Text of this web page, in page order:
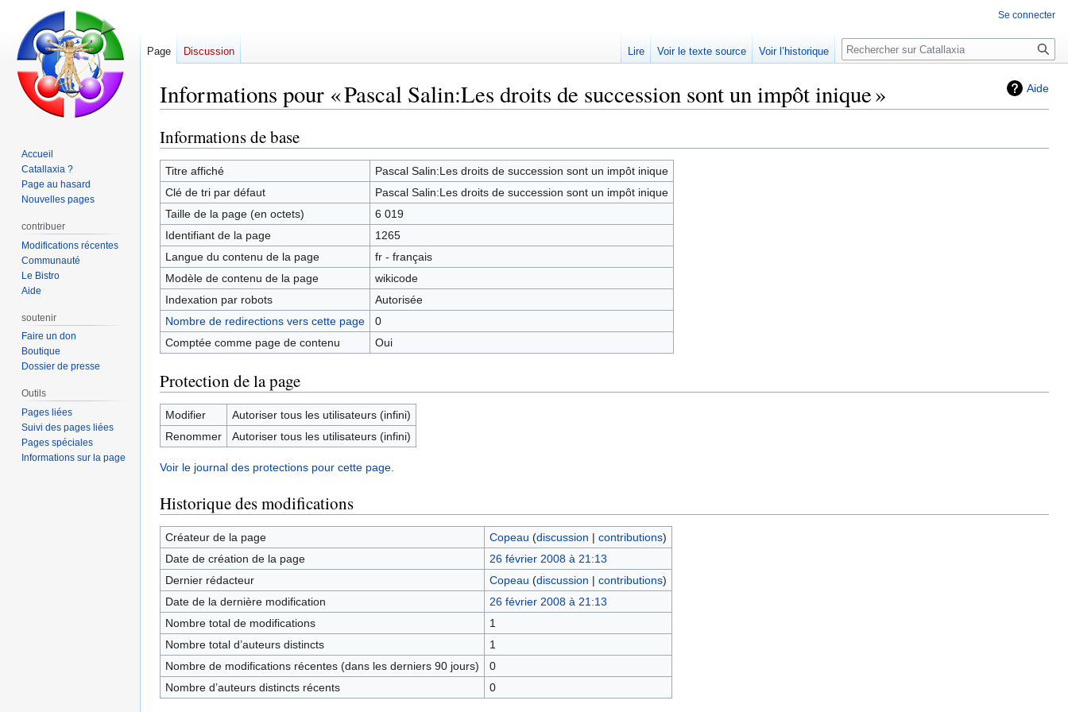
Aide
Informations pour « Pascal Salin:Les droits de succession sont un impôt inique »
Aller
à
la
navigation
Aller
à
la
recherche
Informations de base
Titre affiché
Pascal Salin:Les droits de succession sont un impôt inique
Clé de tri par défaut
Pascal Salin:Les droits de succession sont un impôt inique
Taille de la page (en octets)
6 019
Identifiant de la page
1265
Langue du contenu de la page
fr - français
Modèle de contenu de la page
wikicode
Indexation par robots
Autorisée
Nombre de redirections vers cette page
0
Comptée comme page de contenu
Oui
Protection de la page
Modifier
Autoriser tous les utilisateurs (infini)
Renommer
Autoriser tous les utilisateurs (infini)
Voir le journal des protections pour cette page.
Historique des modifications
Créateur de la page Copeau (discussion | contributions)
Date de création de la page
26 février 2008 à 21:13
Dernier rédacteur
Copeau (discussion | contributions)
Date de la dernière modification
26 février 2008 à 21:13
Nombre total de modifications
1
Nombre total d’auteurs distincts
1
Nombre de modifications récentes (dans les derniers 90 jours)
0
Nombre d’auteurs distincts récents
0
Se connecter
Page Discussion Lire Voir le texte source Voir l’historique Rechercher
Accueil
Catallaxia ?
Page au hasard
Nouvelles pages
contribuer
Modifications récentes
Communauté
Le Bistro
Aide
soutenir
Faire un don
Boutique
Dossier de presse
Outils
Pages liées
Suivi des pages liées
Pages spéciales
Informations sur la page